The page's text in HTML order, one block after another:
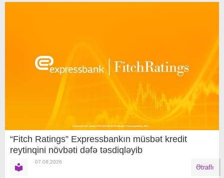
“Fitch Ratings” Expressbankın müsbət kredit
reytinqini növbəti dəfə təsdiqləyib
07.08.2026
Ətraflı